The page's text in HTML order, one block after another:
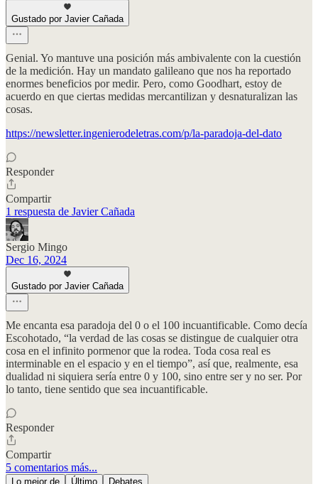
Gustado por Javier Cañada
Genial. Yo mantuve una posición más ambivalente con la cuestión
de la medición. Hay un mandato galileano que nos ha reportado
enormes beneficios por medir. Pero, como Goodhart, estoy de
acuerdo en que ciertas medidas mercantilizan y desnaturalizan las
cosas.
https://newsletter.ingenierodeletras.com/p/la-paradoja-del-dato
Responder
Compartir
1 respuesta de Javier Cañada
Sergio Mingo
Dec 16, 2024
Gustado por Javier Cañada
Me encanta esa paradoja del 0 o el 100 incuantificable. Como decía
Escohotado, “la verdad de las cosas se distingue de cualquier otra
cosa en el infinito pormenor que la rodea. Toda cosa real es
interminable en el espacio y en el tiempo”, así que, realmente, esa
dualidad ni siquiera sería entre 0 y 100, sino entre ser y no ser. Por
lo tanto, tiene sentido que sea incuantificable.
Responder
Compartir
5 comentarios más...
Lo mejor de Último Debates